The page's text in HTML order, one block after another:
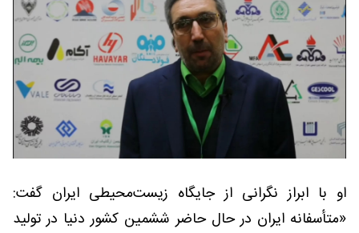
او با ابراز نگرانی از جایگاه زیست‌محیطی ایران گفت:
«متأسفانه ایران در حال حاضر ششمین کشور دنیا در تولید